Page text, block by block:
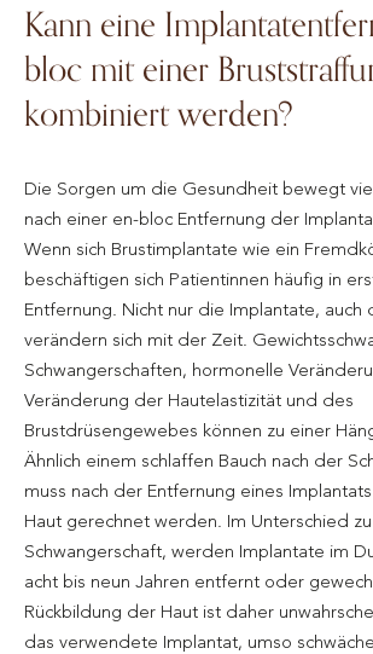
Kann eine
bloc mit einer
kombiniert werden?
Die Sorgen um die Gesundheit bewegt
nach einer en-bloc Entfernung der
Wenn sich Brustimplantate wie ein
beschäftigen sich Patientinnen häufig in
Entfernung. Nicht nur die Implantate, auch
verändern sich mit der Zeit.
Schwangerschaften, hormonelle
Veränderung der Hautelastizität und des
Brustdrüsengewebes können zu einer
Ähnlich einem schlaffen Bauch nach der
muss nach der Entfernung eines
Haut gerechnet werden. Im Unterschied
Schwangerschaft, werden Implantate im
acht bis neun Jahren entfernt oder
Rückbildung der Haut ist daher
das verwendete Implantat, umso